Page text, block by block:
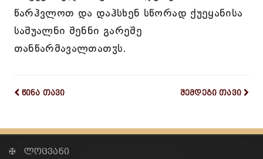
წარჰვლოთ და დაჰსხენ სწორად ქუეყანისა
საშუალნი შენნი გარეშე
თანწარმავალთათჳს.
წინა თავი შემდეგი თავი
✠ ლოცვანი